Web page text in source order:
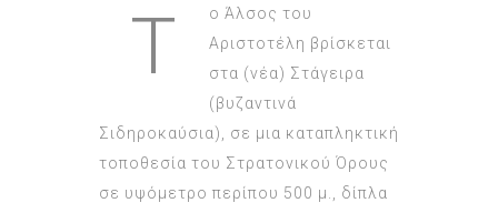
Τ
ο Άλσος του
Αριστοτέλη βρίσκεται
στα (νέα) Στάγειρα
(βυζαντινά
Σιδηροκαύσια), σε μια καταπληκτική
τοποθεσία του Στρατονικού Όρους
σε υψόμετρο περίπου 500 μ., δίπλα